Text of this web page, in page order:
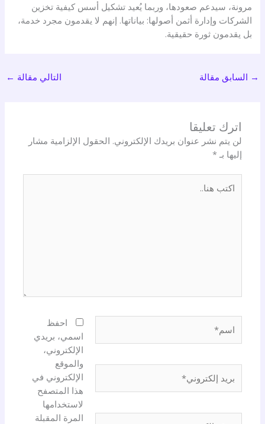
مرونة، سيدعم صعودها، وربما يُعيد تشكيل أسس كيفية تخزين
الشركات وإدارة أثمن أصولها: بياناتها. إنهم لا يقدمون مجرد خدمة،
بل يقدمون ثورة حقيقية.
→ السابق مقالة التالي مقالة ←
اترك تعليقا
لن يتم نشر عنوان بريدك الإلكتروني. الحقول الإلزامية مشار
إليها بـ*
هنا..
إلكتروني*
احفظ
اسمي، بريدي
الإلكتروني،
والموقع
الإلكتروني في
هذا المتصفح
لاستخدامها
المرة المقبلة